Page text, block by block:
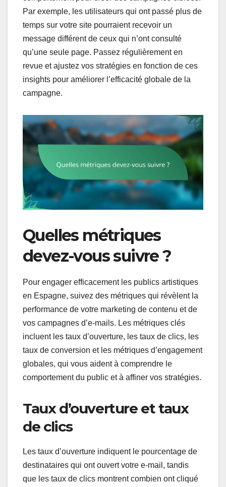
Par exemple, les utilisateurs qui ont passé plus de
temps sur votre site pourraient recevoir un
message différent de ceux qui n’ont consulté
qu’une seule page. Passez régulièrement en
revue et ajustez vos stratégies en fonction de ces
insights pour améliorer l’efficacité globale de la
campagne.
Quelles métriques
devez-vous suivre ?
Pour engager efficacement les publics artistiques
en Espagne, suivez des métriques qui révèlent la
performance de votre marketing de contenu et de
vos campagnes d’e-mails. Les métriques clés
incluent les taux d’ouverture, les taux de clics, les
taux de conversion et les métriques d’engagement
globales, qui vous aident à comprendre le
comportement du public et à affiner vos stratégies.
Taux d’ouverture et taux
de clics
Les taux d’ouverture indiquent le pourcentage de
destinataires qui ont ouvert votre e-mail, tandis
que les taux de clics montrent combien ont cliqué